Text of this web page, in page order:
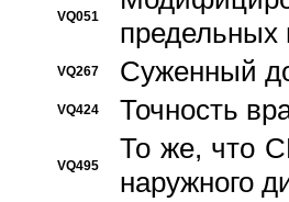
VQ051
предельных
VQ267 Суженный
VQ424 Точность
VQ495
То же, что
наружного